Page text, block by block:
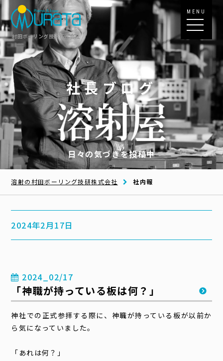
村田ボーリング技研株式会社
MENU
社長ブログ
日々の気づきを投稿中
溶射の村田ボーリング技研株式会社 社内報
2024年2月17日
2024_02/17
「神職が持っている板は何？」
神社での正式参拝する際に、神職が持っている板が以前か
ら気になっていました。
「あれは何？」